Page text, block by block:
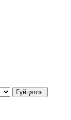
Гүйцэтгэ.